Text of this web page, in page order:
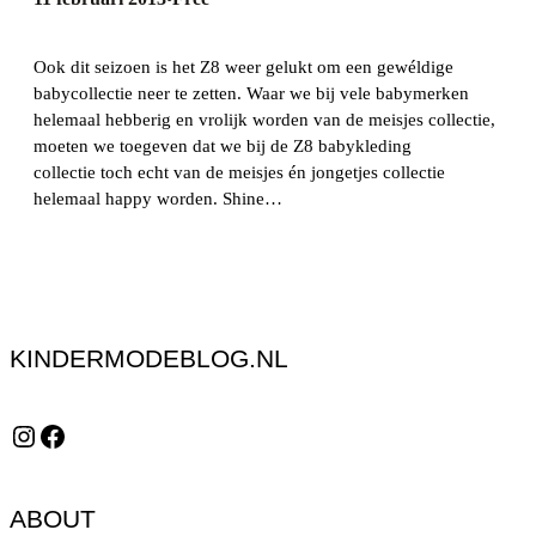
Ook dit seizoen is het Z8 weer gelukt om een gewéldige
babycollectie neer te zetten. Waar we bij vele babymerken
helemaal hebberig en vrolijk worden van de meisjes collectie,
moeten we toegeven dat we bij de Z8 babykleding
collectie toch echt van de meisjes én jongetjes collectie
helemaal happy worden. Shine…
KINDERMODEBLOG.NL
Instagram Facebook
ABOUT